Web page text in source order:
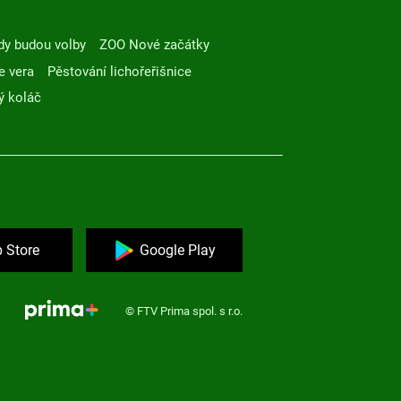
budou volby
ZOO Nové začátky
vera
Pěstování lichořeřišnice
koláč
Store Google Play
© FTV Prima spol. s r.o.